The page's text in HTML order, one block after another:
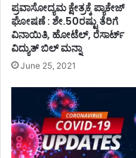
ಪ್ರವಾಸೋದ್ಯಮ ಕ್ಷೇತ್ರಕ್ಕೆ ಪ್ಯಾಕೇಜ್
ಘೋಷಣೆ : ಶೇ.50ರಷ್ಟು ತೆರಿಗೆ
ವಿನಾಯಿತಿ, ಹೋಟೆಲ್, ರೆಸಾರ್ಟ್
ವಿದ್ಯುತ್ ಬಿಲ್ ಮನ್ನಾ
June 25, 2021